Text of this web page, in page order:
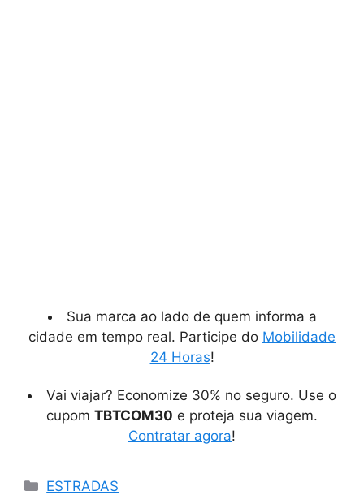
Sua marca ao lado de quem informa a
cidade em tempo real. Participe do Mobilidade
24 Horas!
Vai viajar? Economize 30% no seguro. Use o
cupom TBTCOM30 e proteja sua viagem.
Contratar agora!
Categorias
ESTRADAS